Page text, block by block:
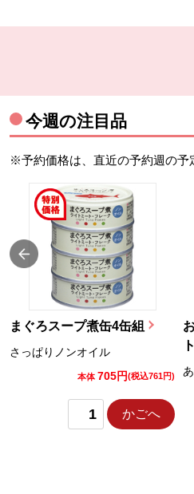
今週の注目品
※予約価格は、直近の予約週の予
まぐろスープ煮缶4缶組
さっぱりノンオイル
本体 705円(税込761円)
かごへ